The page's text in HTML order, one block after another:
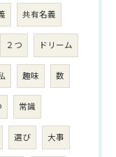
共有名義
２つ ドリーム
趣味 数
常識
選び 大事